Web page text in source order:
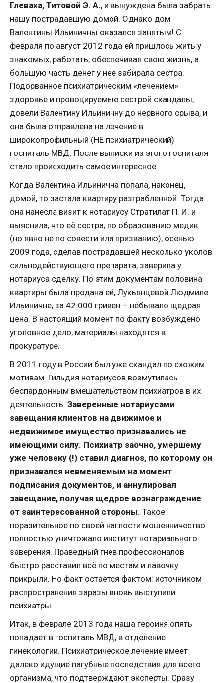
Глеваха, Титовой Э. А., и вынуждена была забрать
нашу пострадавшую домой. Однако дом
Валентины Ильиничны оказался занятым! С
февраля по август 2012 года ей пришлось жить у
знакомых, работать, обеспечивая свою жизнь, а
большую часть денег у неё забирала сестра.
Подорванное психиатрическим «лечением»
здоровье и провоцируемые сестрой скандалы,
довели Валентину Ильиничну до нервного срыва, и
она была отправлена на лечение в
широкопрофильный (НЕ психиатрический)
госпиталь МВД. После выписки из этого госпиталя
стало происходить самое интересное.
Когда Валентина Ильинична попала, наконец,
домой, то застала квартиру разграбленной. Тогда
она нанесла визит к нотариусу Стратилат П. И. и
выяснила, что её сестра, по образованию медик
(но явно не по совести или призванию), осенью
2009 года, сделав пострадавшей несколько уколов
сильнодействующего препарата, заверила у
нотариуса сделку. По этим документам половина
квартиры была продана ей, Лукьянцевой Людмиле
Ильиничне, за 42 000 гривен – небывало щедрая
цена. В настоящий момент по факту возбуждено
уголовное дело, материалы находятся в
прокуратуре.
В 2011 году в России был уже скандал по схожим
мотивам. Гильдия нотариусов возмутилась
беспардонным вмешательством психиатров в их
деятельность. Заверенные нотариусами
завещания клиентов на движимое и
недвижимое имущество признавались не
имеющими силу. Психиатр заочно, умершему
уже человеку (!) ставил диагноз, по которому он
признавался невменяемым на момент
подписания документов, и аннулировал
завещание, получая щедрое вознаграждение
от заинтересованной стороны. Такое
поразительное по своей наглости мошенничество
полностью уничтожало институт нотариального
заверения. Праведный гнев профессионалов
быстро расставил всё по местам и лавочку
прикрыли. Но факт остаётся фактом: источником
распространения заразы вновь выступили
психиатры.
Итак, в феврале 2013 года наша героиня опять
попадает в госпиталь МВД, в отделение
гинекологии. Психиатрическое лечение имеет
далеко идущие пагубные последствия для всего
организма, что подтверждают эксперты. Сразу